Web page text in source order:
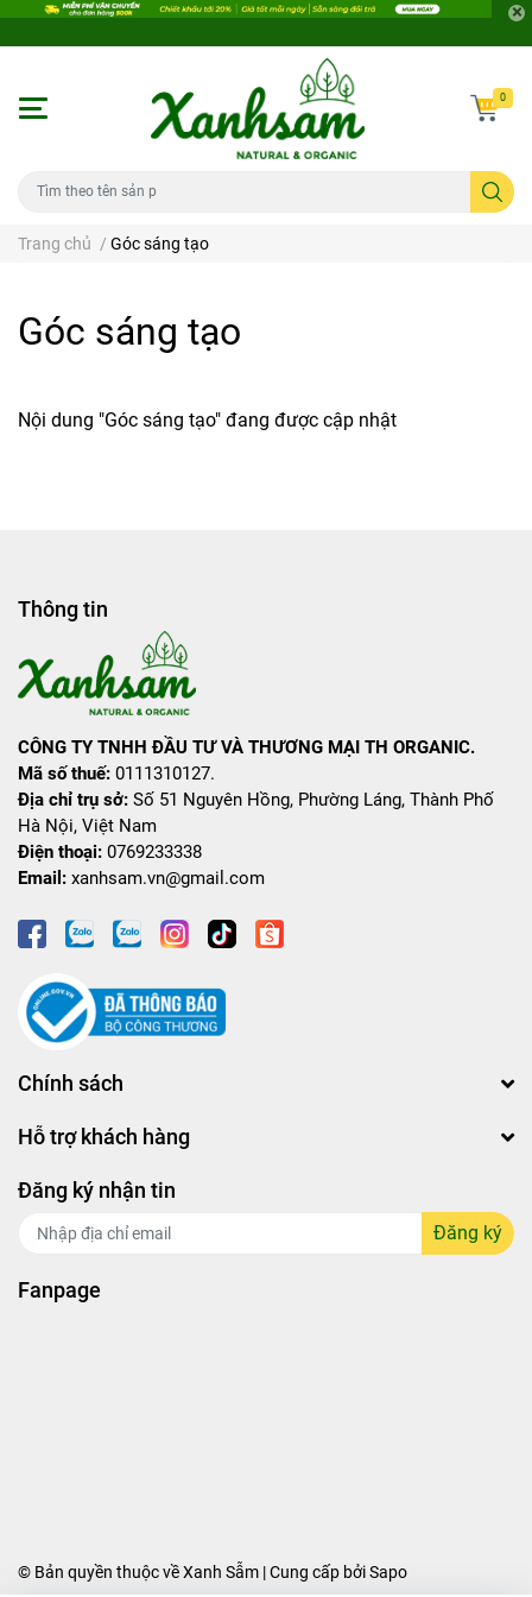
0
Trang chủ / Góc sáng tạo
Góc sáng tạo
Nội dung "Góc sáng tạo" đang được cập nhật
Thông tin
CÔNG TY TNHH ĐẦU TƯ VÀ THƯƠNG MẠI TH ORGANIC.
Mã số thuế: 0111310127.
Địa chỉ trụ sở: Số 51 Nguyên Hồng, Phường Láng, Thành Phố
Hà Nội, Việt Nam
Điện thoại: 0769233338
Email: xanhsam.vn@gmail.com
Chính sách
Hỗ trợ khách hàng
Đăng ký nhận tin
Đăng ký
Fanpage
© Bản quyền thuộc về Xanh Sẫm | Cung cấp bởiSapo